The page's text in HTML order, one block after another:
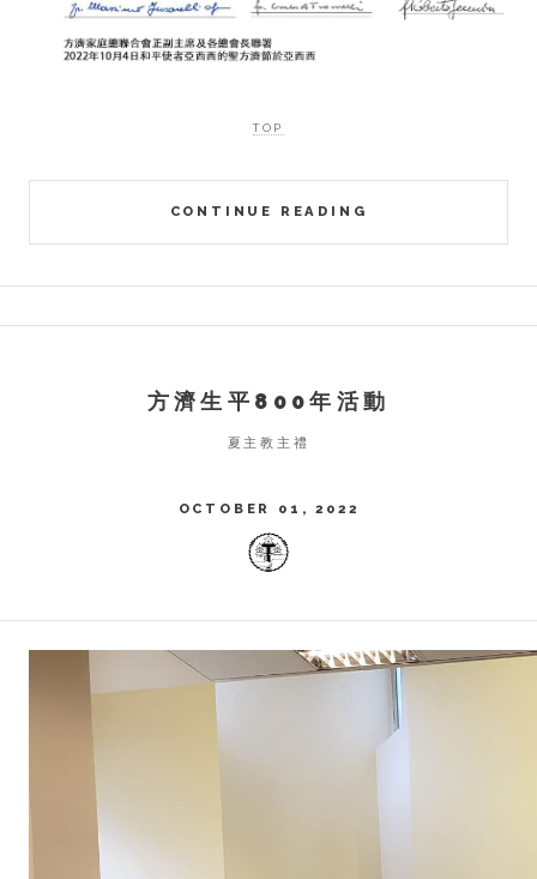
CONTINUE READING
TOP
方濟生平800年活動
夏主教主禮
OCTOBER 01, 2022